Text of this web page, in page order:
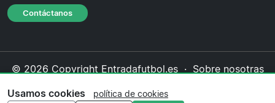
Contáctanos
© 2026 Copyright Entradafutbol.es · Sobre nosotras
cookies·Política editorial
Usamos cookies política de cookies